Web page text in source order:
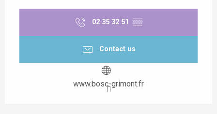
02 35 32 51 ▒▒
Contact us
www.bosc-grimont.fr